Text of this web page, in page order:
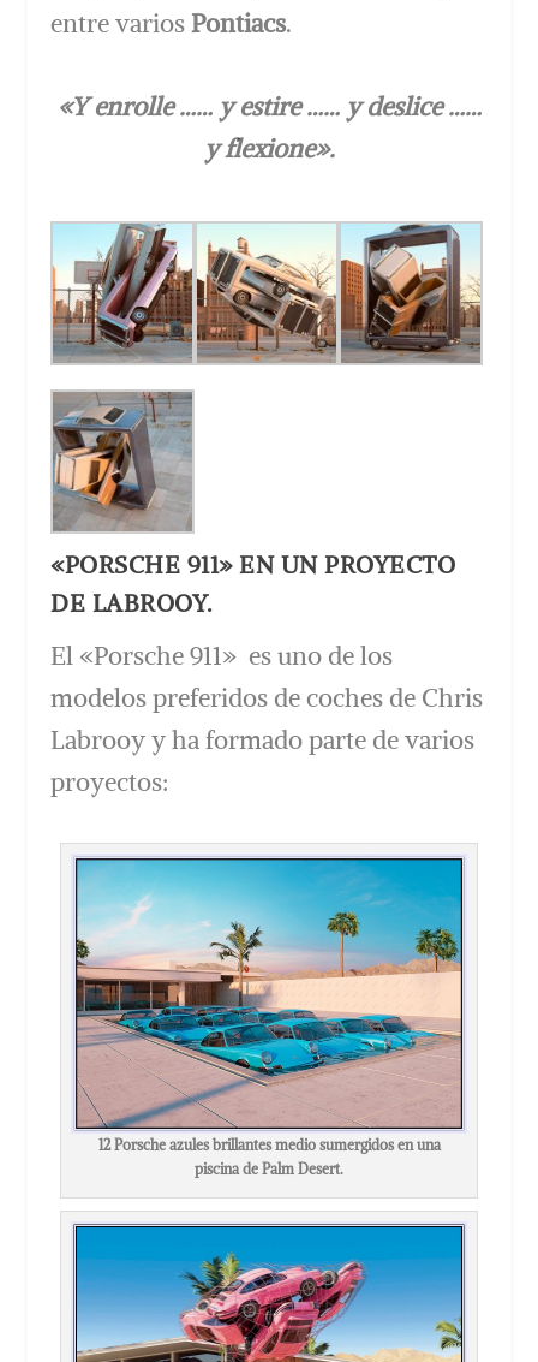
entre variosPontiacs.
«Y enrolle …… y estire …… y deslice ……
y flexione».
«PORSCHE 911» EN UN PROYECTO
DE LABROOY.
El «Porsche 911» es uno de los
modelos preferidos de coches de Chris
Labrooy y ha formado parte de varios
proyectos:
12 Porsche azules brillantes medio sumergidos en una
piscina de Palm Desert.